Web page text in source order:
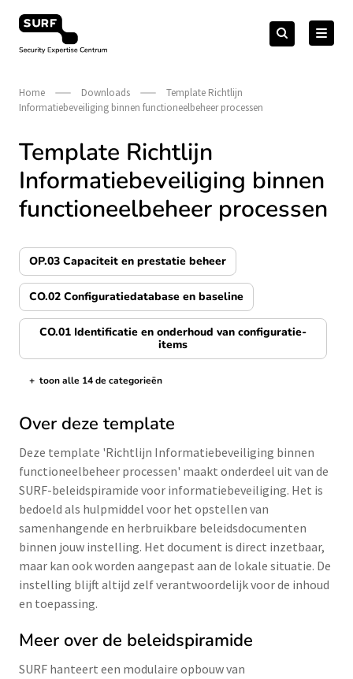
naar
Security Expertise Centrum – by SURF
Zoeken
naar:Zoeken
Home Downloads
Template Richtlijn
Informatiebeveiliging binnen functioneelbeheer processen
Template Richtlijn
Informatiebeveiliging binnen
functioneelbeheer processen
OP.03 Capaciteit en prestatie beheer
CO.02 Configuratiedatabase en baseline
CO.01 Identificatie en onderhoud van configuratie-
items
de categorieën tonen/verbergen
+ toon alle 14 de categorieën
Over deze template
Deze template 'Richtlijn Informatiebeveiliging binnen
functioneelbeheer processen' maakt onderdeel uit van de
SURF-beleidspiramide voor informatiebeveiliging. Het is
bedoeld als hulpmiddel voor het opstellen van
samenhangende en herbruikbare beleidsdocumenten
binnen jouw instelling. Het document is direct inzetbaar,
maar kan ook worden aangepast aan de lokale situatie. De
instelling blijft altijd zelf verantwoordelijk voor de inhoud
en toepassing.
Meer over de beleidspiramide
SURF hanteert een modulaire opbouw van